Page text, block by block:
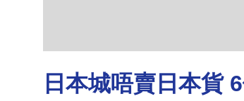
日本城唔賣日本貨